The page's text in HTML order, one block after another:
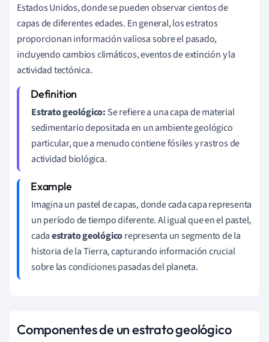
Estados Unidos, donde se pueden observar cientos de
capas de diferentes edades. En general, los estratos
proporcionan información valiosa sobre el pasado,
incluyendo cambios climáticos, eventos de extinción y la
actividad tectónica.
Estrato geológico: Se refiere a una capa de material
sedimentario depositada en un ambiente geológico
particular, que a menudo contiene fósiles y rastros de
actividad biológica.
Imagina un pastel de capas, donde cada capa representa
un período de tiempo diferente. Al igual que en el pastel,
cadaestrato geológicorepresenta un segmento de la
historia de la Tierra, capturando información crucial
sobre las condiciones pasadas del planeta.
Componentes de un estrato geológico